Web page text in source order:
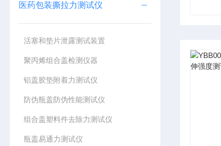
医药包装撕拉力测试仪
活塞和垫片泄露测试装置
聚丙烯组合盖检测仪器
铝盖胶垫附着力测试仪
防伪瓶盖防伪性能测试仪
组合盖塑料件去除力测试仪
瓶盖易通力测试仪